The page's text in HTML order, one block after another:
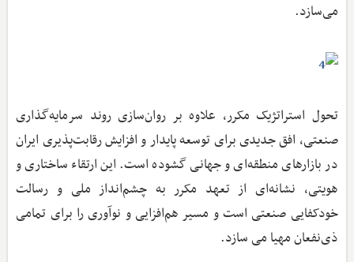
می‌سازد.
تحول استراتژیک مکرر، علاوه بر روان‌سازی روند سرمایه‌گذاری
صنعتی، افق جدیدی برای توسعه پایدار و افزایش رقابت‌پذیری ایران
در بازارهای منطقه‌ای و جهانی گشوده است. این ارتقاء ساختاری و
هویتی، نشانه‌ای از تعهد مکرر به چشم‌انداز ملی و رسالت
خودکفایی صنعتی است و مسیر هم‌افزایی و نوآوری را برای تمامی
ذی‌نفعان مهیا می‌ سازد.